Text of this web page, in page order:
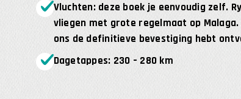
Vluchten: deze boek je eenvoudig zelf.
vliegen met grote regelmaat op
ons de definitieve bevestiging hebt
Dagetappes: 230 – 280 km